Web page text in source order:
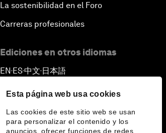
Esta página web usa cookies
Las cookies de este sitio web se usan
para personalizar el contenido y los
anuncios, ofrecer funciones de redes
La sostenibilidad en el Foro
Carreras profesionales
Ediciones en otros idiomas
EN ▪ ES▪中文▪ 日本語